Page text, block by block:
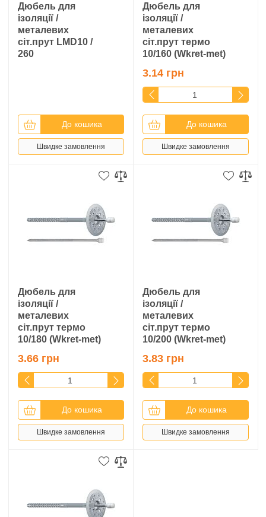
Дюбель для
ізоляції /
металевих
сіт.прут LMD10 /
260
До кошика
Швидке замовлення
Дюбель для
ізоляції /
металевих
сіт.прут термо
10/160 (Wkret-met)
3.14 грн
До кошика
Швидке замовлення
Дюбель для
ізоляції /
металевих
сіт.прут термо
10/180 (Wkret-met)
3.66 грн
До кошика
Швидке замовлення
Дюбель для
ізоляції /
металевих
сіт.прут термо
10/200 (Wkret-met)
3.83 грн
До кошика
Швидке замовлення